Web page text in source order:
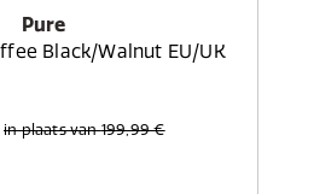
Pure
Black/Walnut EU/UK
in plaats van199,99 €